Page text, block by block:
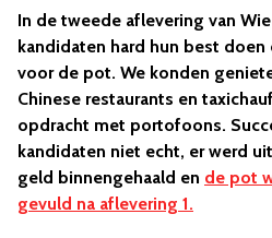
In de tweede aflevering van
kandidaten hard hun best
voor de pot. We konden
Chinese restaurants en
opdracht met portofoons.
kandidaten niet echt, er werd
geld binnengehaald en de pot
gevuld na aflevering 1.